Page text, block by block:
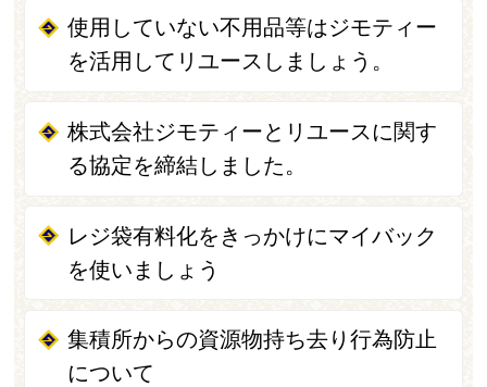
使用していない不用品等はジモティー
を活用してリユースしましょう。
株式会社ジモティーとリユースに関す
る協定を締結しました。
レジ袋有料化をきっかけにマイバック
を使いましょう
集積所からの資源物持ち去り行為防止
について